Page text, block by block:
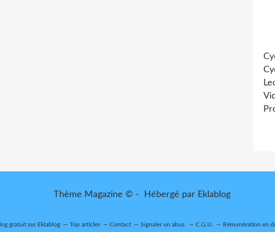
Thème Magazine © - Hébergé par Eklablog
gratuit sur Eklablog Top articles Contact Signaler un abus C.G.U. Rémunération en